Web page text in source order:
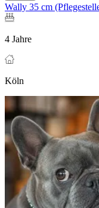
Wally 35 cm
4 Jahre
Köln